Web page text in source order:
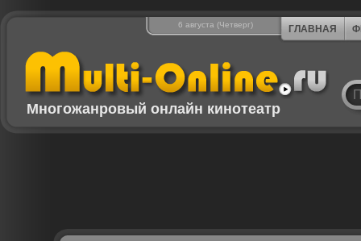
6 августа (Четверг) ГЛАВНАЯ
Многожанровый онлайн кинотеатр